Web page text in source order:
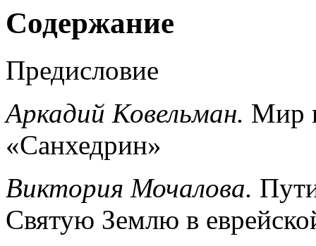
Содержание
Предисловие
Аркадий Ковельман. Мир
«Санхедрин»
Виктория Мочалова.
Святую Землю в